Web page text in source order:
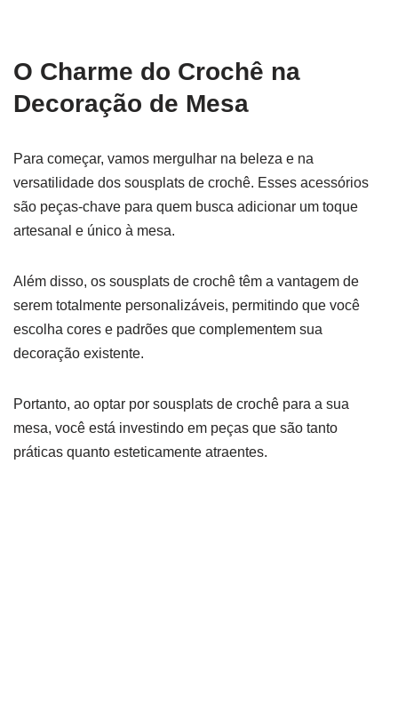
O Charme do Crochê na
Decoração de Mesa
Para começar, vamos mergulhar na beleza e na
versatilidade dos sousplats de crochê. Esses acessórios
são peças-chave para quem busca adicionar um toque
artesanal e único à mesa.
Além disso, os sousplats de crochê têm a vantagem de
serem totalmente personalizáveis, permitindo que você
escolha cores e padrões que complementem sua
decoração existente.
Portanto, ao optar por sousplats de crochê para a sua
mesa, você está investindo em peças que são tanto
práticas quanto esteticamente atraentes.